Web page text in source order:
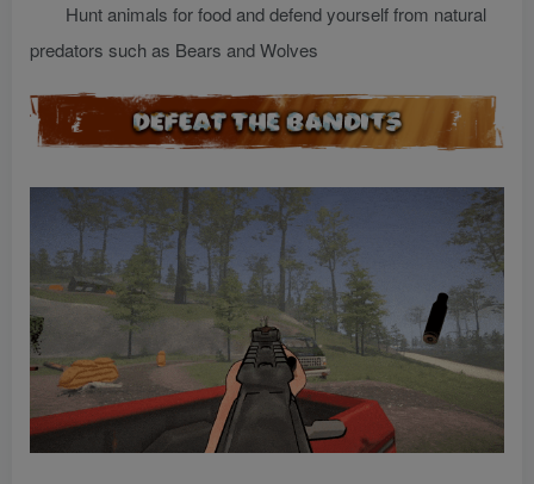
Hunt animals for food and defend yourself from natural
predators such as Bears and Wolves